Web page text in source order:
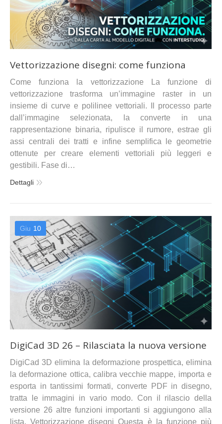
Vettorizzazione disegni: come funziona
Come funziona la vettorizzazione La funzione di
vettorizzazione trasforma un’immagine raster in un
insieme di curve e polilinee vettoriali. Il processo parte
dall’immagine selezionata, la converte in una
rappresentazione binaria, ripulisce il rumore, estrae gli
assi centrali dei tratti e infine semplifica le geometrie
ottenute per creare elementi vettoriali più leggeri e
gestibili. Fase di…
Dettagli
Giu 10
DigiCad 3D 26 – Rilasciata la nuova versione
DigiCad 3D elimina la deformazione prospettica, elimina
la deformazione ottica, calibra vecchie mappe, importa e
esporta in tantissimi formati, converte PDF in disegno,
tratta le immagini in vario modo. Con il rilascio della
versione 26 altre funzioni importanti si aggiungono alla
lista. Vettorizzazione disegni Questa è la funzione più